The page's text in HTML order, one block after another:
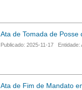
Ata de Tomada de Posse
Publicado: 2025-11-17 Entidade:
Ata de Fim de Mandato